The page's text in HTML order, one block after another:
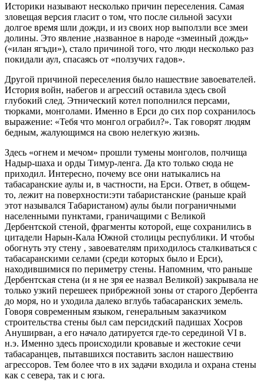
Историки называют несколько причин переселения. Самая
зловещая версия гласит о том, что после сильной засухи
долгое время шли дожди, и из своих нор выползли все змеи
долины. Это явление ,названное в народе «змеиный дождь»
(«илан ягъди»), стало причиной того, что люди несколько раз
покидали аул, спасаясь от «ползучих гадов».
Другой причиной переселения было нашествие завоевателей.
История войн, набегов и агрессий оставила здесь свой
глубокий след. Этнический котел пополнился персами,
тюрками, монголами. Именно в Ерси до сих пор сохранилось
выражение: «Тебя что монгол ограбил?». Так говорят людям
бедным, жалующимся на свою нелегкую жизнь.
Здесь «огнем и мечом» прошли тумены монголов, полчища
Надыр-шаха и орды Тимур-ленга. Да кто только сюда не
приходил. Интересно, почему все они натыкались на
табасаранские аулы и, в частности, на Ерси. Ответ, в общем-
то, лежит на поверхности:эти табаристанские (раньше край
этот назывался Табаристаном) аулы были пограничными
населенными пунктами, граничащими с Великой
Дербентской стеной, фрагменты которой, еще сохранились в
цитадели Нарын-Кала Южной столицы республики. И чтобы
обогнуть эту стену , завоевателям приходилось сталкиваться с
табасаранскими селами (среди которых было и Ерси),
находившимися по периметру стены. Напомним, что раньше
Дербентская стена (и я не зря ее назвал Великой) закрывала не
только узкий перешеек прибрежной зоны от старого Дербента
до моря, но и уходила далеко вглубь табасаранских земель.
Говоря современным языком, генеральным заказчиком
строительства стены был сам персидский падишах Хосров
Ануширван, а его начало датируется где-то серединой VI в.
н.э. Именно здесь происходили кровавые и жестокие сечи
табасаранцев, пытавшихся поставить заслон нашествию
агрессоров. Тем более что в их задачи входила и охрана стены
как с севера, так и с юга.